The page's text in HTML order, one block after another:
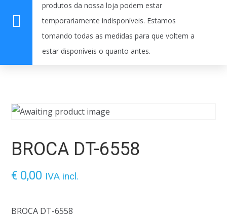
produtos da nossa loja podem estar
temporariamente indisponíveis. Estamos
tomando todas as medidas para que voltem a
estar disponíveis o quanto antes.
BROCA DT-6558
€ 0,00 IVA incl.
BROCA DT-6558